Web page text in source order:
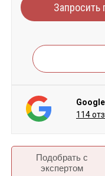
Подобрать c
экспертом
Google
114